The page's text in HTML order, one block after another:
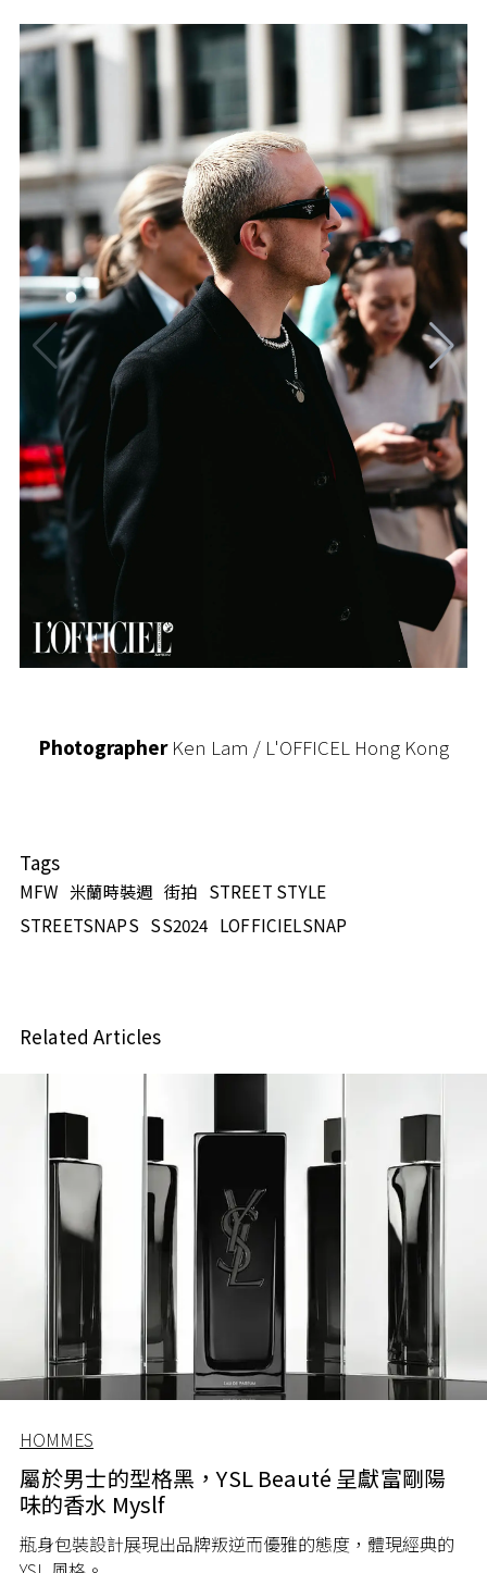
Photographer Ken Lam / L'OFFICEL Hong Kong
Tags
MFW 米蘭時裝週 街拍 STREET STYLE
STREETSNAPS SS2024 LOFFICIELSNAP
Related Articles
HOMMES
屬於男士的型格黑，YSL Beauté 呈獻富剛陽
味的香水 Myslf
瓶身包裝設計展現出品牌叛逆而優雅的態度，體現經典的